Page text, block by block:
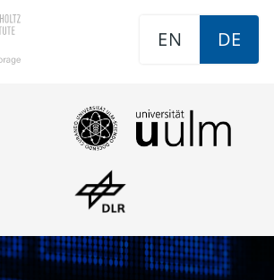
EN DE